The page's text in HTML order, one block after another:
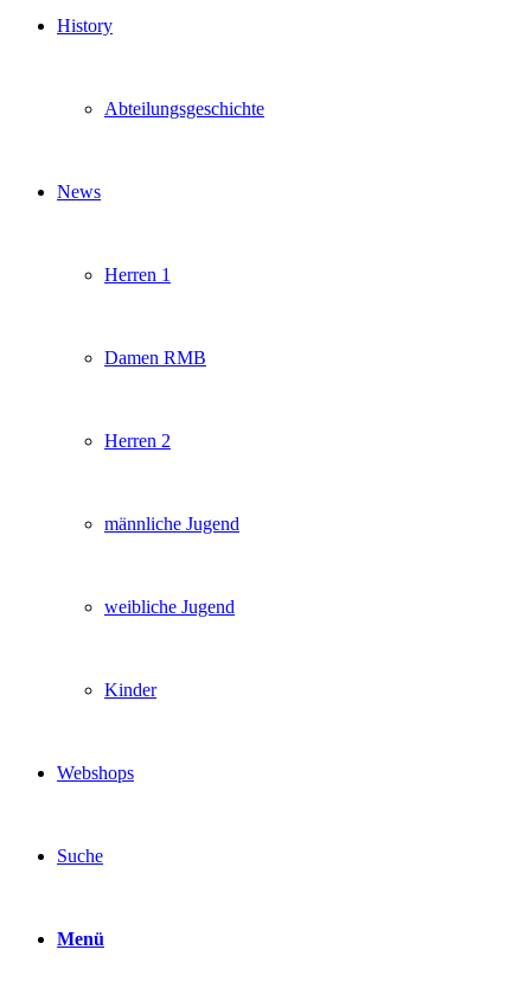
History
Abteilungsgeschichte
News
Herren 1
Damen RMB
Herren 2
männliche Jugend
weibliche Jugend
Kinder
Webshops
Suche
Menü